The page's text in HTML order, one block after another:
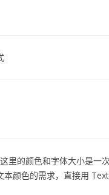
里的颜色和字体大小是一
颜色的需求，直接用